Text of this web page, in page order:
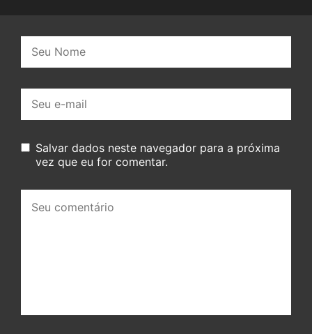
mail:
Salvar dados neste navegador para a próxima
vez que eu for comentar.
comentário: